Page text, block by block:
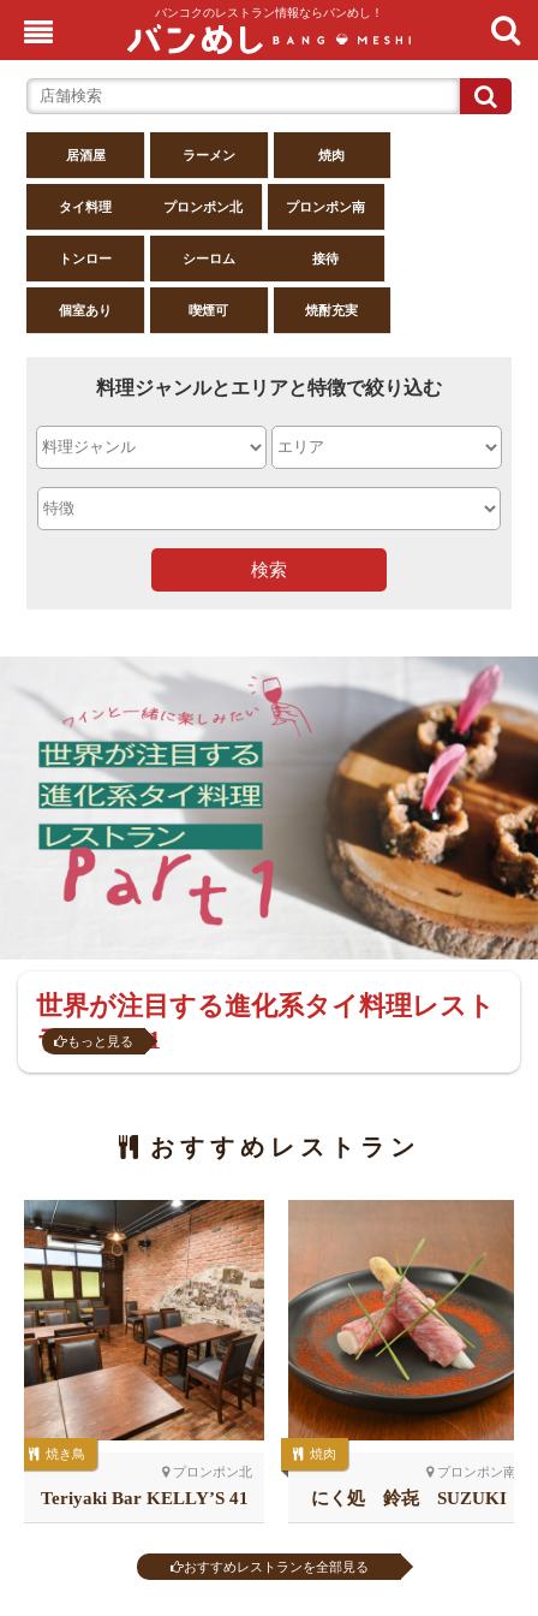
バンコクのレストラン情報ならバンめし！
居酒屋 ラーメン 焼肉
タイ料理 プロンポン北 プロンポン南
トンロー シーロム 接待
個室あり 喫煙可 焼酎充実
料理ジャンルとエリアと特徴で絞り込む
検索
世界が注目する進化系タイ料理レスト
ラン Part1
もっと見る
おすすめレストラン
プロンポン北
焼き鳥
Teriyaki Bar KELLY’S 41
店
プロンポン南
焼肉
にく処 鈴㐂 SUZUKI
おすすめレストランを全部見る